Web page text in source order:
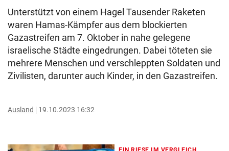
Unterstützt von einem Hagel Tausender Raketen
waren Hamas-Kämpfer aus dem blockierten
Gazastreifen am 7. Oktober in nahe gelegene
israelische Städte eingedrungen. Dabei töteten sie
mehrere Menschen und verschleppten Soldaten und
Zivilisten, darunter auch Kinder, in den Gazastreifen.
Ausland 19.10.2023 16:32